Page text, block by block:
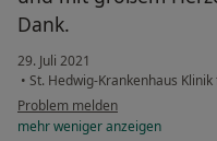
Dank.
29. Juli 2021
• St. Hedwig-Krankenhaus
Problem melden
mehrwenigeranzeigen